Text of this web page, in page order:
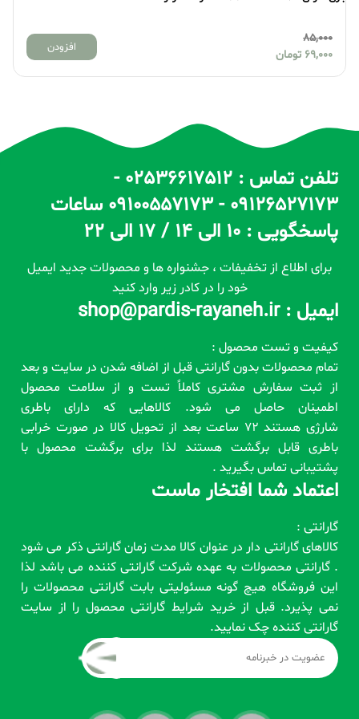
85,000
69,000 تومان
افزودن
تلفن تماس : 02536617512 -
09126527173 - 09100557173 ساعات
پاسخگویی : 10 الی 14 / 17 الی 22
برای اطلاع از تخفیفات ، جشنواره ها و محصولات جدید ایمیل
خود را در کادر زیر وارد کنید
ایمیل : shop@pardis-rayaneh.ir
کیفیت و تست محصول :
تمام محصولات بدون گارانتی قبل از اضافه شدن در سایت و بعد
از ثبت سفارش مشتری کاملاً تست و از سلامت محصول
اطمینان حاصل می شود. کالاهایی که دارای باطری
شارژی هستند 72 ساعت بعد از تحویل کالا در صورت خرابی
باطری قابل برگشت هستند لذا برای برگشت محصول با
پشتیبانی تماس بگیرید .
اعتماد شما افتخار ماست
گارانتی :
کالاهای گارانتی دار در عنوان کالا مدت زمان گارانتی ذکر می شود
. گارانتی محصولات به عهده شرکت گارانتی کننده می باشد لذا
این فروشگاه هیچ گونه مسئولیتی بابت گارانتی محصولات را
نمی پذیرد. قبل از خرید شرایط گارانتی محصول را از سایت
گارانتی کننده چک نمایید.